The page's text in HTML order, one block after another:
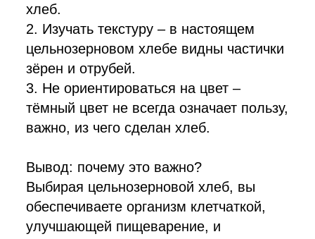
хлеб.
2. Изучать текстуру – в настоящем
цельнозерновом хлебе видны частички
зёрен и отрубей.
3. Не ориентироваться на цвет –
тёмный цвет не всегда означает пользу,
важно, из чего сделан хлеб.
Вывод: почему это важно?
Выбирая цельнозерновой хлеб, вы
обеспечиваете организм клетчаткой,
улучшающей пищеварение, и